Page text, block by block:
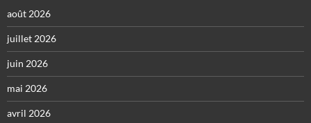
août 2026
juillet 2026
juin 2026
mai 2026
avril 2026